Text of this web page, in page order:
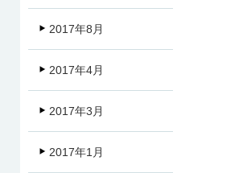
2017年8月
2017年4月
2017年3月
2017年1月